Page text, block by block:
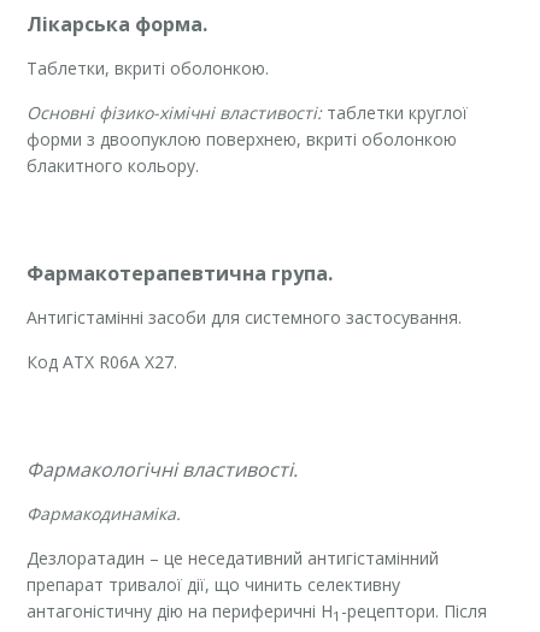
Лікарська форма.
Таблетки, вкриті оболонкою.
Основні фізико-хімічні властивості:таблетки круглої
форми з двоопуклою поверхнею, вкриті оболонкою
блакитного кольору.
Фармакотерапевтична група.
Антигістамінні засоби для системного застосування.
Код ATХ R06A X27.
Фармакологічні властивості.
Фармакодинаміка.
Дезлоратадин – це неседативний антигістамінний
препарат тривалої дії, що чинить селективну
антагоністичну дію на периферичні H1 -рецептори. Після